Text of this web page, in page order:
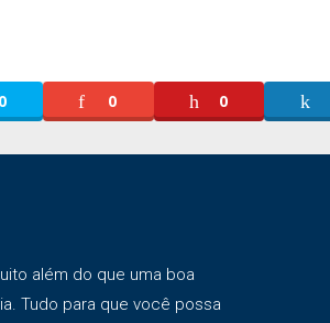
0 0 0
além do que uma boa
Tudo para que você possa